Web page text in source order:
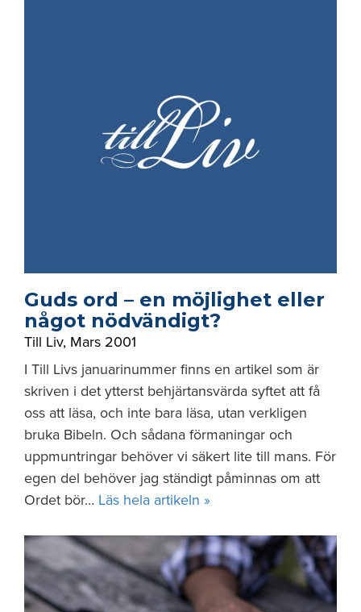
Guds ord – en möjlighet eller
något nödvändigt?
Till Liv, Mars 2001
I Till Livs januarinummer finns en artikel som är
skriven i det ytterst behjärtansvärda syftet att få
oss att läsa, och inte bara läsa, utan verkligen
bruka Bibeln. Och sådana förmaningar och
uppmuntringar behöver vi säkert lite till mans. För
egen del behöver jag ständigt påminnas om att
Ordet bör… Läs hela artikeln »